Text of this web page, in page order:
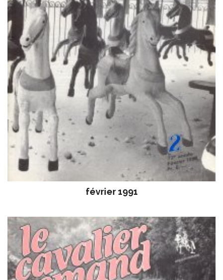
février 1991